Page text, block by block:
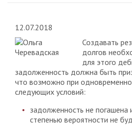
12.07.2018
Создавать
долгов
для этого
задолженность должна быть
что возможно при
следующих условий:
задолженность не погашена
степенью вероятности не